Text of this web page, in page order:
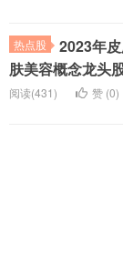
热点股
2023年
肤美容概念龙头
阅读(431)
赞 (0)